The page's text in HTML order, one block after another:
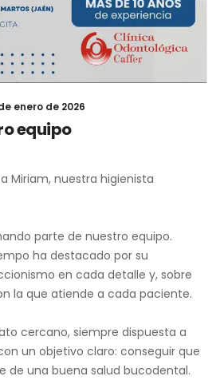
enero de 2026
equipo
Miriam, nuestra higienista
parte de nuestro equipo.
ha destacado por su
en cada detalle y, sobre
la que atiende a cada paciente.
cercano, siempre dispuesta a
un objetivo claro: conseguir que
de una buena salud bucodental.